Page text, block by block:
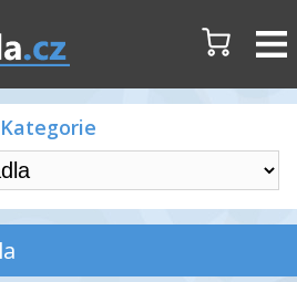
Kategorie